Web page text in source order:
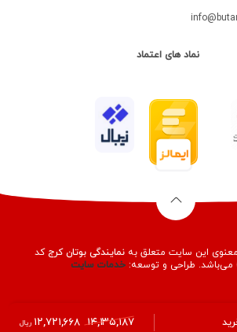
۱۴,۱۳۵,۱۸۷ ۱۲,۷۲۱,۶۶۸ ریال
نماد های اعتماد
این سایت متعلق به نمایندگی بوتان کرجکد
خدماتسایت